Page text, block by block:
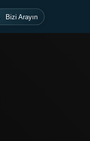
Bizi Arayın